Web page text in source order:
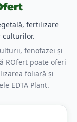
mici cu
Reduce
fertilizare
culturilor.
fenofazei și
ROfert poate oferi
foliară și
EDTA Plant.